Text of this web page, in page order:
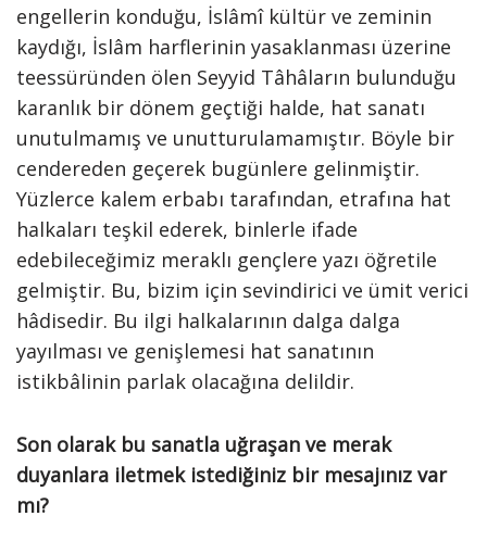
engellerin konduğu, İslâmî kültür ve zeminin
kaydığı, İslâm harflerinin yasaklanması üzerine
teessüründen ölen Seyyid Tâhâların bulunduğu
karanlık bir dönem geçtiği halde, hat sanatı
unutulmamış ve unutturulamamıştır. Böyle bir
cendereden geçerek bugünlere gelinmiştir.
Yüzlerce kalem erbabı tarafından, etrafına hat
halkaları teşkil ederek, binlerle ifade
edebileceğimiz meraklı gençlere yazı öğretile
gelmiştir. Bu, bizim için sevindirici ve ümit verici
hâdisedir. Bu ilgi halkalarının dalga dalga
yayılması ve genişlemesi hat sanatının
istikbâlinin parlak olacağına delildir.
Son olarak bu sanatla uğraşan ve merak
duyanlara iletmek istediğiniz bir mesajınız var
mı?